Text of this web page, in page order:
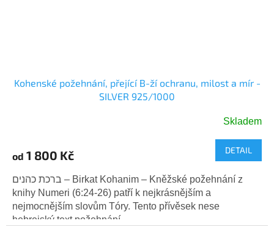
Kohenské požehnání, přející B-ží ochranu, milost a mír -
SILVER 925/1000
produktu
je
5,0
z
5
hvězdiček.
Skladem
od 1 800 Kč DETAIL
ברכת כהנים – Birkat Kohanim – Kněžské požehnání z
knihy Numeri (6:24-26) patří k nejkrásnějším a
nejmocnějším slovům Tóry. Tento přívěsek nese
hebrejský text požehnání,...